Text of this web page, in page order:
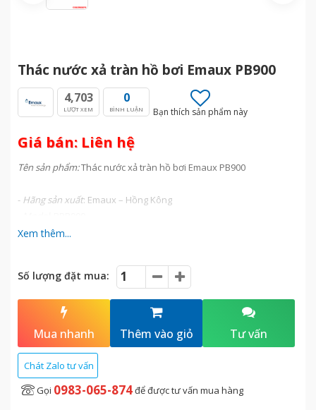
Thác nước xả tràn hồ bơi Emaux PB900
4,703
LƯỢT XEM
0
BÌNH LUẬN Bạn thích sản phẩm này
Giá bán: Liên hệ
Tên sản phẩm:Thác nước xả tràn hồ bơi Emaux PB900
- Hãng sản xuất: Emaux – Hồng Kông
-Tốc độ dòng chảy:
-Vật liệu: Acrylic – có màu trắng sữa, không ăn mòn hóa học
-Công suất: 12W
Độ rộng màn nước
Đường kính kết nối
: Ø38 mm
-Đèn led: 4W-12DC, có khả năng đổi màu bằng điều khiển từ xa.
Thiết bị được thiết kế phù hợp để lắp đặt trang trí các công trình
xây dựng hồ bơi gia đình, hồ bơi kinh doanh, như thác tràn hồ bơi,
thác nước hồ bơi, thác nước trang trí hồ bơi, hoặc các khu nghỉ
Xem thêm...
Số lượng đặt mua:
Mua nhanh Thêm vào giỏ Tư vấn
Chát Zalo tư vấn
Gọi 0983-065-874để được tư vấn mua hàng